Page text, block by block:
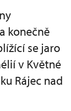
konečně
se jaro
v Květné
Rájec nad